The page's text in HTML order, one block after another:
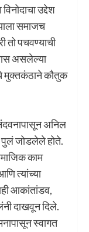
उद्देश
समाजच
तो पचवण्याची
असलेल्या
मुक्तकंठाने कौतुक
अनिल
पुलं जोडलेले होते.
काम
त्यांच्या
आकांतांडव,
दाखवून दिले.
स्वागत